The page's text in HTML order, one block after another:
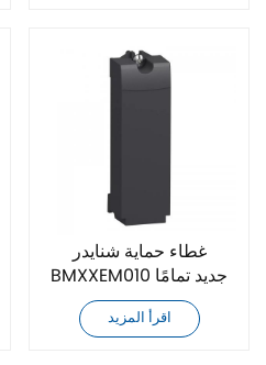
غطاء حماية شنايدر
BMXXEM010 جديد تمامًا
اقرأ المزيد